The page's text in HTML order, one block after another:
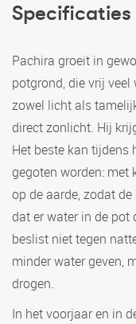
Specificaties
Pachira groeit in
potgrond, die vrij
zowel licht als
direct zonlicht. Hij
Het beste kan tijdens
gegoten worden: met
op de aarde, zodat
dat er water in de
beslist niet tegen
minder water geven,
drogen.
In het voorjaar en in